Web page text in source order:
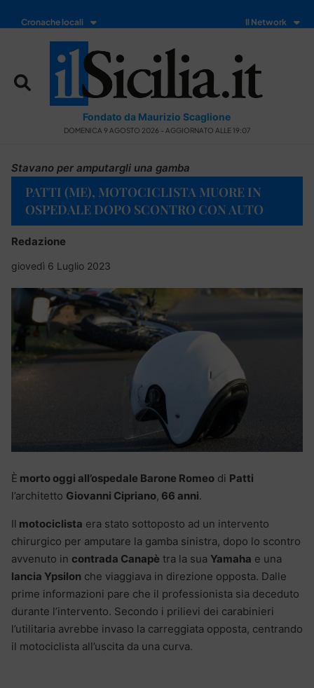
Cronache locali Il Network
Fondato da Maurizio Scaglione
DOMENICA 9 AGOSTO 2026 - AGGIORNATO ALLE 19:07
Stavano per amputargli una gamba
PATTI (ME), MOTOCICLISTA MUORE IN
OSPEDALE DOPO SCONTRO CON AUTO
Redazione
giovedì 6 Luglio 2023
È morto oggi all’ospedale Barone Romeo di Patti
l’architetto Giovanni Cipriano, 66 anni.
Il motociclista era stato sottoposto ad un intervento
chirurgico per amputare la gamba sinistra, dopo lo scontro
avvenuto in contrada Canapè tra la sua Yamaha e una
lancia Ypsilon che viaggiava in direzione opposta. Dalle
prime informazioni pare che il professionista sia deceduto
durante l’intervento. Secondo i prilievi dei carabinieri
l’utilitaria avrebbe invaso la carreggiata opposta, centrando
il motociclista all’uscita da una curva.